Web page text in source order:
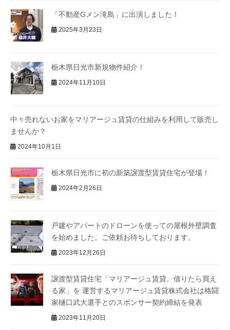
「不動産Gメン滝島」に出演しました！
2025年3月23日
栃木県日光市新規物件紹介！
2024年11月10日
中々売れないお家をマリアージュ賃貸の仕組みを利用して販売し
ませんか？
2024年10月1日
栃木県日光市に初の新築譲渡型賃貸住宅が登場！
2024年2月26日
戸建やアパートのドローンを使っての屋根外壁調査
を始めました。ご依頼お待ちしております。
2023年12月26日
譲渡型賃貸住宅「マリアージュ賃貸。借りたら買え
る家」を 運営するマリアージュ賃貸株式会社は格闘
家樋口武大選手とのスポンサー契約締結を発表
2023年11月20日